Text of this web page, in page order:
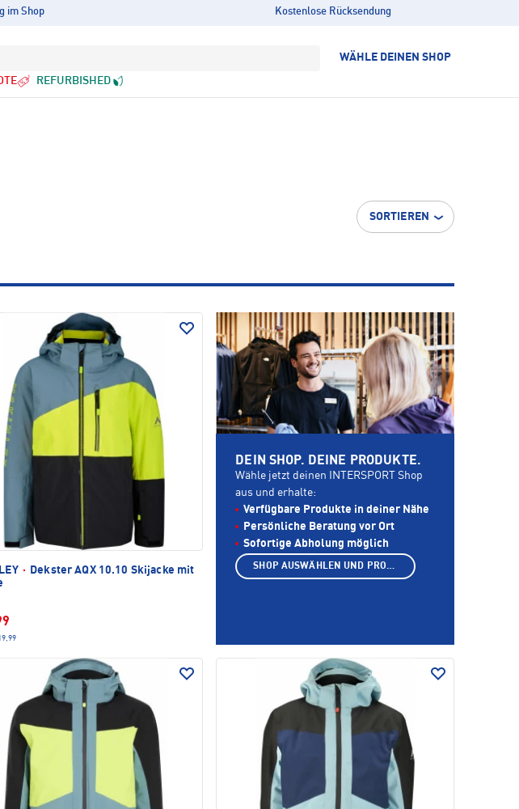
im Shop Kostenlose Rücksendung
WÄHLE DEINEN SHOP
REFURBISHED
SORTIEREN
·
Dekster AQX 10.10 Skijacke mit
DEIN SHOP. DEINE PRODUKTE.
Wähle jetzt deinen INTERSPORT Shop
aus und erhalte:
Verfügbare Produkte in deiner Nähe
Persönliche Beratung vor Ort
Sofortige Abholung möglich
SHOP AUSWÄHLEN UND PRODUKTE ANZEIGEN